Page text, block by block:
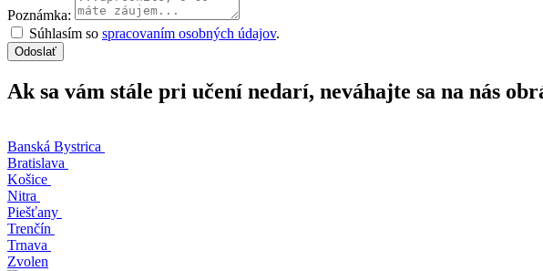
Poznámka:
Súhlasím so spracovaním osobných údajov.
Odoslať
Ak sa vám stále pri učení nedarí, neváhajte sa na nás
Banská Bystrica
Bratislava
Košice
Nitra
Piešťany
Trenčín
Trnava
Zvolen